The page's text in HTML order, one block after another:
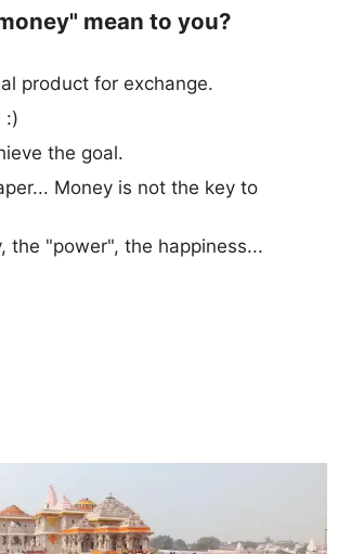
mean to you?
product for exchange.
:)
the goal.
Money is not the key to
the "power", the happiness...